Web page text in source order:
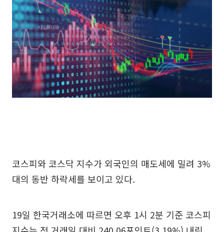
코스피와 코스닥 지수가 외국인의 매도세에 밀려 3%
대의 동반 하락세를 보이고 있다.
19일 한국거래소에 따르면 오후 1시 2분 기준 코스피